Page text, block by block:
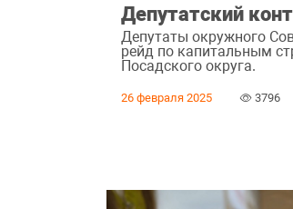
Депутатский
Депутаты окружного
рейд по капитальным
Посадского округа.
26 февраля 2025 3796